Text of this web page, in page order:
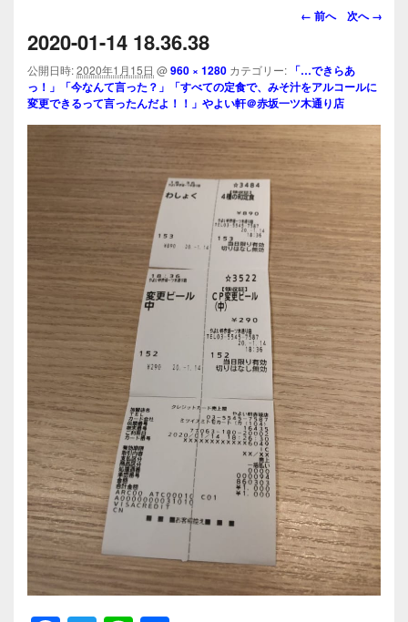
画
ビ
ゲ
ー
シ
ョ
ン
← 前へ 次へ →
2020-01-14 18.36.38
公開日時:2020年1月15日 @960 × 1280 カテゴリー: 「…できらあ
っ！」「今なんて言った？」「すべての定食で、みそ汁をアルコールに
変更できるって言ったんだよ！！」やよい軒＠赤坂一ツ木通り店